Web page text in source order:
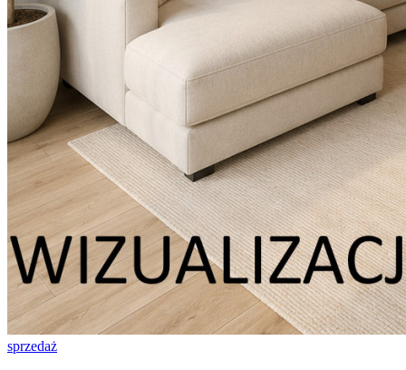
sprzedaż